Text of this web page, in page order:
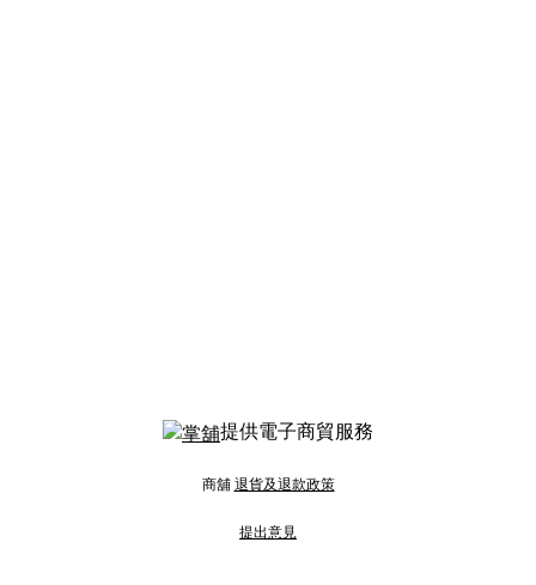
提供電子商貿服務
商舖 退貨及退款政策
提出意見